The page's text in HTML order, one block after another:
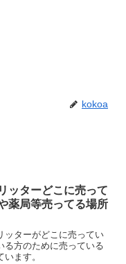
kokoa
ッターどこに売って
薬局等売ってる場所
ッターがどこに売ってい
る方のために売っている
ます。